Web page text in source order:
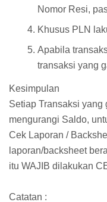
Nomor Resi,
Khusus PLN
Apabila
transaksi yang
Kesimpulan
Setiap Transaksi yang
mengurangi Saldo,
Cek Laporan /
laporan/backsheet
itu WAJIB dilakukan
Catatan :